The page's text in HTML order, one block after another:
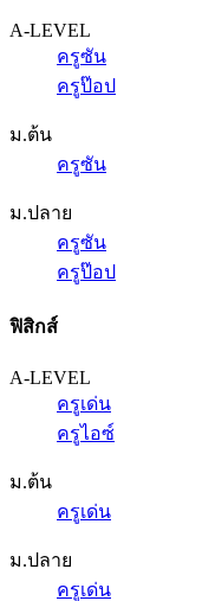
A-LEVEL
ครูซัน
ครูป๊อป
ม.ต้น
ครูซัน
ม.ปลาย
ครูซัน
ครูป๊อป
ฟิสิกส์
A-LEVEL
ครูเด่น
ครูไอซ์
ม.ต้น
ครูเด่น
ม.ปลาย
ครูเด่น